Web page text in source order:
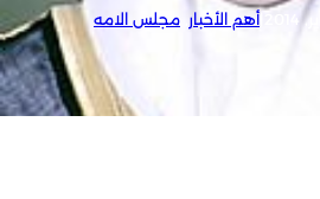
|أهم الأخبار مجلس الامه